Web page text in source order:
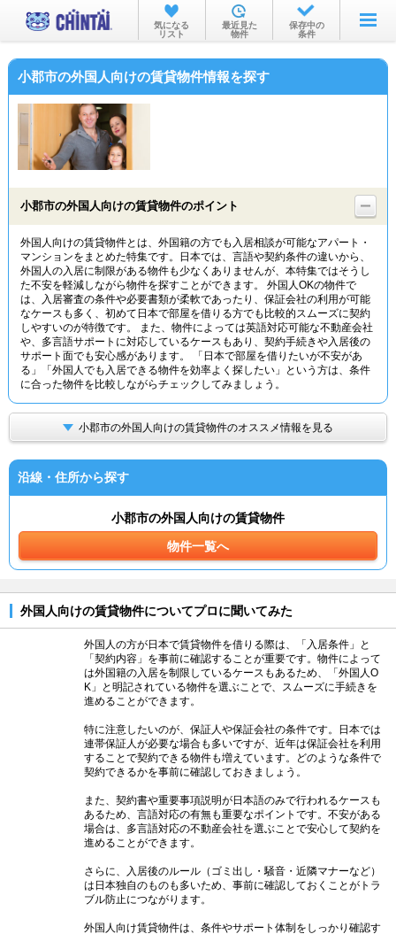
お部屋を探す
沿線・駅から
物件特集から
TOP
気になる
リスト
最近見た
物件
保存中の
条件
小郡市の外国人向けの賃貸物件情報を探す
小郡市の外国人向けの賃貸物件のポイント
外国人向けの賃貸物件とは、外国籍の方でも入居相談が可能なアパート・
マンションをまとめた特集です。日本では、言語や契約条件の違いから、
外国人の入居に制限がある物件も少なくありませんが、本特集ではそうし
た不安を軽減しながら物件を探すことができます。 外国人OKの物件で
は、入居審査の条件や必要書類が柔軟であったり、保証会社の利用が可能
なケースも多く、初めて日本で部屋を借りる方でも比較的スムーズに契約
しやすいのが特徴です。 また、物件によっては英語対応可能な不動産会社
や、多言語サポートに対応しているケースもあり、契約手続きや入居後の
サポート面でも安心感があります。 「日本で部屋を借りたいが不安があ
る」「外国人でも入居できる物件を効率よく探したい」という方は、条件
に合った物件を比較しながらチェックしてみましょう。
小郡市の外国人向けの賃貸物件のオススメ情報を見る
沿線・住所から探す
小郡市の外国人向けの賃貸物件
物件一覧へ
外国人向けの賃貸物件についてプロに聞いてみた
外国人の方が日本で賃貸物件を借りる際は、「入居条件」と
「契約内容」を事前に確認することが重要です。物件によって
は外国籍の入居を制限しているケースもあるため、「外国人O
K」と明記されている物件を選ぶことで、スムーズに手続きを
進めることができます。
特に注意したいのが、保証人や保証会社の条件です。日本では
連帯保証人が必要な場合も多いですが、近年は保証会社を利用
することで契約できる物件も増えています。どのような条件で
契約できるかを事前に確認しておきましょう。
また、契約書や重要事項説明が日本語のみで行われるケースも
あるため、言語対応の有無も重要なポイントです。不安がある
場合は、多言語対応の不動産会社を選ぶことで安心して契約を
進めることができます。
さらに、入居後のルール（ゴミ出し・騒音・近隣マナーなど）
は日本独自のものも多いため、事前に確認しておくことがトラ
ブル防止につながります。
外国人向け賃貸物件は、条件やサポート体制をしっかり確認す